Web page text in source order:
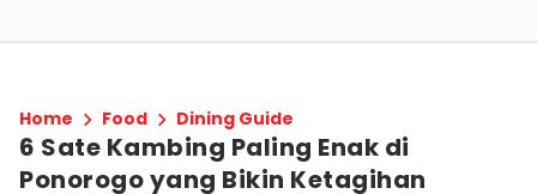
Home Food Dining Guide
6 Sate Kambing Paling Enak di
Ponorogo yang Bikin Ketagihan